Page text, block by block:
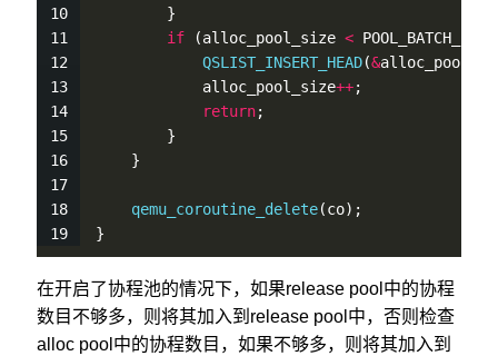
        }
if (alloc_pool_size <
QSLIST_INSERT_HEAD(&alloc_pool,
            alloc_pool_size
++;
return;
        }
    }
qemu_coroutine_delete(co);
}
在开启了协程池的情况下，如果release pool中的协程
数目不够多，则将其加入到release pool中，否则检查
alloc pool中的协程数目，如果不够多，则将其加入到